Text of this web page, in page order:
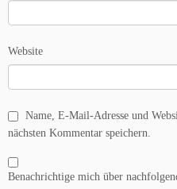
Website
Name, E-Mail-Adresse und
nächsten Kommentar speichern.
Benachrichtige mich über